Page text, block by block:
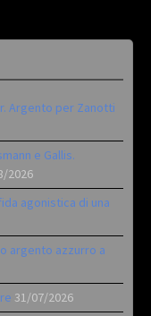
Argento per Zanotti
e Gallis.
2026
agonistica di una
argento azzurro a
31/07/2026